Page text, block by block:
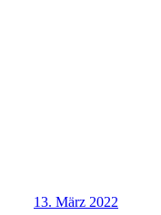
13. März 2022